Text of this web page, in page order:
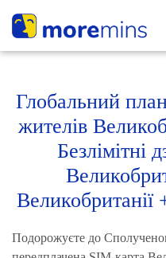
Глобальний
жителів
Безлімітні
Подорожуєте до